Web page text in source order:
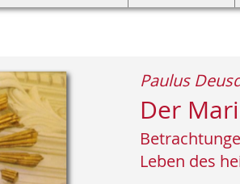
Der
Leben des
Paulus